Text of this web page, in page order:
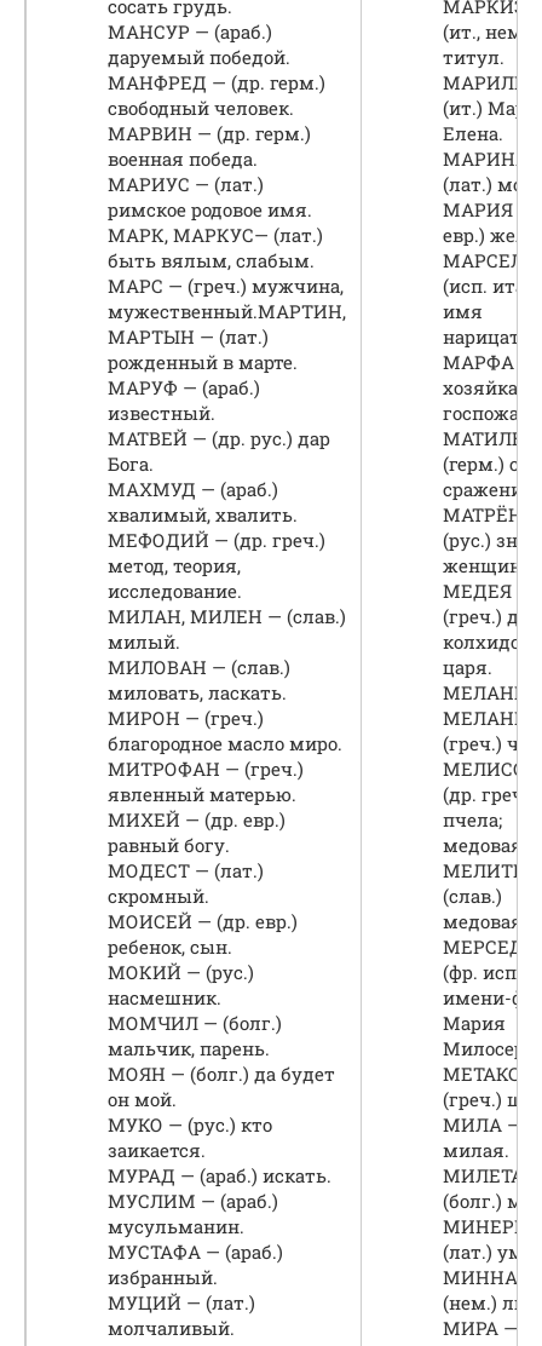
сосать грудь.
МАНСУР — (араб.)
даруемый победой.
МАНФРЕД — (др. герм.)
свободный человек.
МАРВИН — (др. герм.)
военная победа.
МАРИУС — (лат.)
римское родовое имя.
МАРК, МАРКУС— (лат.)
быть вялым, слабым.
МАРС — (греч.) мужчина,
мужественный.МАРТИН,
МАРТЫН — (лат.)
рожденный в марте.
МАРУФ — (араб.)
известный.
МАТВЕЙ — (др. рус.) дар
Бога.
МАХМУД — (араб.)
хвалимый, хвалить.
МЕФОДИЙ — (др. греч.)
метод, теория,
исследование.
МИЛАН, МИЛЕН — (слав.)
милый.
МИЛОВАН — (слав.)
миловать, ласкать.
МИРОН — (греч.)
благородное масло миро.
МИТРОФАН — (греч.)
явленный матерью.
МИХЕЙ — (др. евр.)
равный богу.
МОДЕСТ — (лат.)
скромный.
МОИСЕЙ — (др. евр.)
ребенок, сын.
МОКИЙ — (рус.)
насмешник.
МОМЧИЛ — (болг.)
мальчик, парень.
МОЯН — (болг.) да будет
он мой.
МУКО — (рус.) кто
заикается.
МУРАД — (араб.) искать.
МУСЛИМ — (араб.)
мусульманин.
МУСТАФА — (араб.)
избранный.
МУЦИЙ — (лат.)
молчаливый.
МАРКИЗА
(ит., нем.)
титул.
(ит.)
Елена.
МАРИНА
(лат.)
МАРИЯ —
евр.)
(исп.
имя
МАРФА —
хозяйка,
госпожа.
(герм.)
сражение.
МАТРЁНА
(рус.)
женщина.
МЕДЕЯ —
(греч.)
царя.
МЕЛАНЬЯ,
МЕЛАНИ
(греч.)
МЕЛИССА
(др. греч.)
пчела;
медовая.
(слав.)
медовая.
(фр. исп.)
имени-
Мария
МЕТАКСА
(греч.)
МИЛА —
милая.
МИЛЕТА —
(болг.)
(лат.) ум.
МИННА —
(нем.)
МИРА —